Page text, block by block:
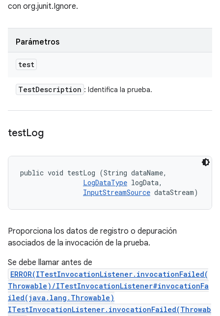
con org.junit.Ignore.
Parámetros
test
TestDescription : Identifica la prueba.
testLog
public void testLog (String dataName,
LogDataType logData,
InputStreamSource dataStream)
Proporciona los datos de registro o depuración
asociados de la invocación de la prueba.
Se debe llamar antes de
ERROR(ITestInvocationListener.invocationFailed(
Throwable)/ITestInvocationListener#invocationFa
iled(java.lang.Throwable)
ITestInvocationListener.invocationFailed(Throwab